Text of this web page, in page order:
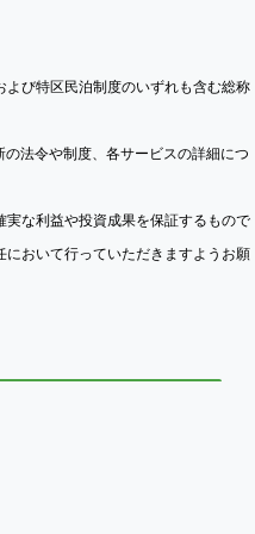
よび特区民泊制度のいずれも含む総称
法令や制度、各サービスの詳細につ
実な利益や投資成果を保証するもので
おいて行っていただきますようお願